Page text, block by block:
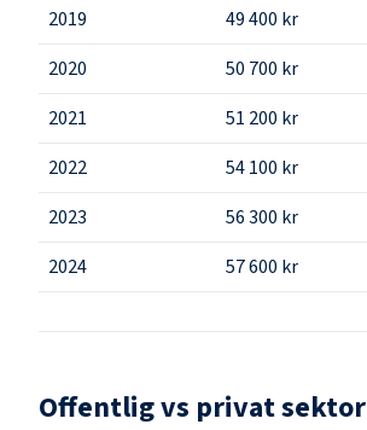
2019
49 400 kr
2020
50 700 kr
2021
51 200 kr
2022
54 100 kr
2023
56 300 kr
2024
57 600 kr
Offentlig vs privat sektor